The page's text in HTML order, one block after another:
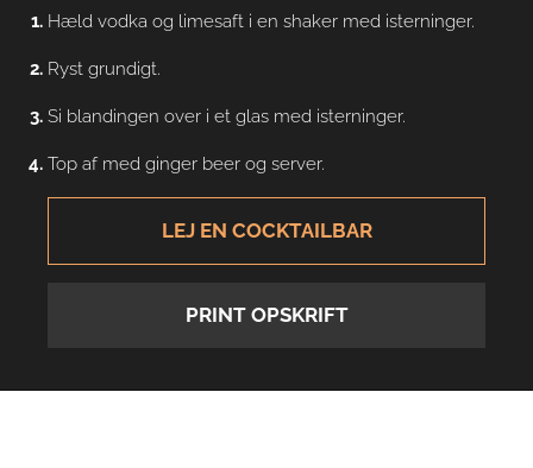
Hæld vodka og limesaft i en shaker med isterninger.
Ryst grundigt.
Si blandingen over i et glas med isterninger.
Top af med ginger beer og server.
LEJ EN COCKTAILBAR
PRINT OPSKRIFT